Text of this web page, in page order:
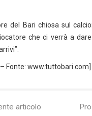
del Bari chiosa sul
che ci verrà a
Fonte: www.tuttobari.com]
articolo